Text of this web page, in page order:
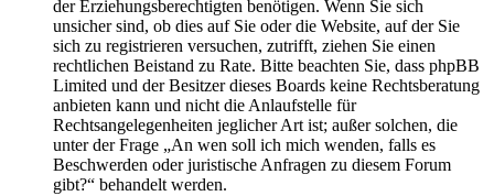
der Erziehungsberechtigten benötigen. Wenn Sie sich
unsicher sind, ob dies auf Sie oder die Website, auf der Sie
sich zu registrieren versuchen, zutrifft, ziehen Sie einen
rechtlichen Beistand zu Rate. Bitte beachten Sie, dass phpBB
Limited und der Besitzer dieses Boards keine Rechtsberatung
anbieten kann und nicht die Anlaufstelle für
Rechtsangelegenheiten jeglicher Art ist; außer solchen, die
unter der Frage „An wen soll ich mich wenden, falls es
Beschwerden oder juristische Anfragen zu diesem Forum
gibt?“ behandelt werden.